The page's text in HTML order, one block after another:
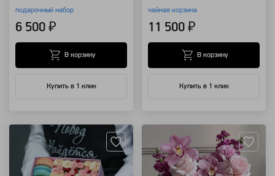
подарочный набор
6 500 ₽
Купить в 1 клик
В корзину
чайная корзина
11 500 ₽
Купить в 1 клик
В корзину